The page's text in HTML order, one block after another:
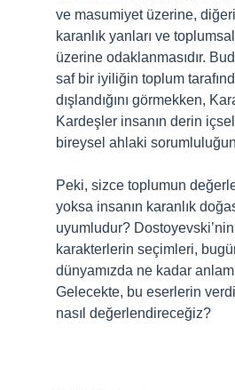
ve masumiyet üzerine,
karanlık yanları ve
üzerine odaklanmasıdır.
saf bir iyiliğin toplum
dışlandığını görmekken,
Kardeşler insanın derin içsel
bireysel ahlaki
Peki, sizce toplumun
yoksa insanın karanlık
uyumludur?
karakterlerin seçimleri,
dünyamızda ne kadar anlam
Gelecekte, bu eserlerin
nasıl değerlendireceğiz?